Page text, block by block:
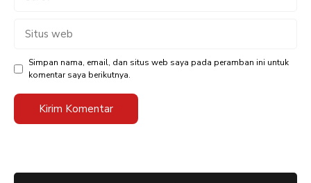
Situs
Simpan nama, email, dan situs web saya pada peramban ini untuk
komentar saya berikutnya.